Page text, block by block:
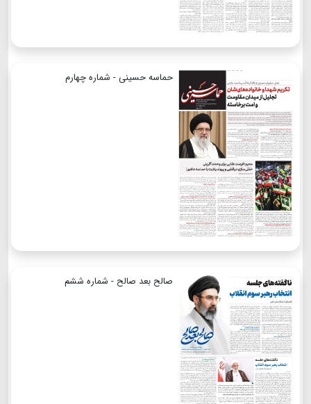
حماسه حسینی - شماره چهارم
صالح بعد صالح - شماره ششم